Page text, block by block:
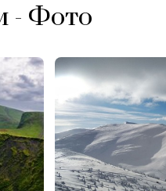
- Фото